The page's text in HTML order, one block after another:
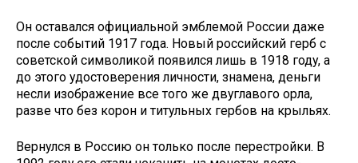
Он оставался официальной эмб­лемой России даже
после событий 1917 года. Новый российский герб с
советской символикой появился лишь в 1918 году, а
до этого удосто­верения личности, знамена, деньги
несли изображение все того же дву­главого орла,
разве что без корон и титульных гербов на крыльях.
Вернулся в Россию он только после перестройки. В